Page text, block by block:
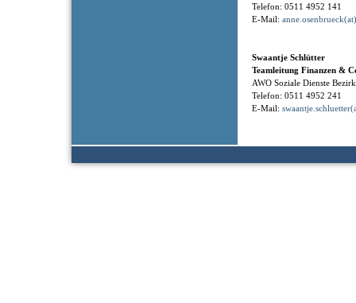
Telefon: 0511 4952 141
E-Mail:
Swaantje Schlütter
Teamleitung Finanzen &
AWO Soziale Dienste
Telefon: 0511 4952 241
E-Mail: